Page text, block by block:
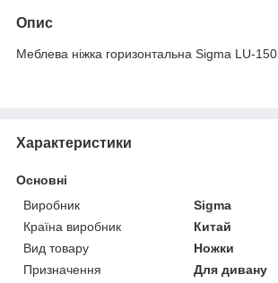
Опис
Меблева ніжка горизонтальна Sigma LU-150
Характеристики
Основні
Виробник
Sigma
Країна виробник
Китай
Вид товару
Ножки
Призначення
Для дивану